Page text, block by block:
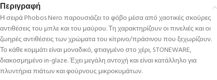
Περιγραφή
Η σειρά Phobos Nero παρουσιάζει το φόβο μέσα από χαοτικές σκούρες
αντιθέσεις του μπλε και του μαύρου. Τη χαρακτηρίζουν οι πινελιές και οι
ζωηρές αντιθέσεις των χρώματα του κίτρινο/πράσινου που ξεχωρίζουν.
Το κάθε κομμάτι είναι μοναδικό, φτιαγμένο στο χέρι, STONEWARE,
διακοσμημένο in-glaze. Έχει μεγάλη αντοχή και είναι κατάλληλο για
πλυντήρια πιάτων και φούρνους μικροκυμάτων.